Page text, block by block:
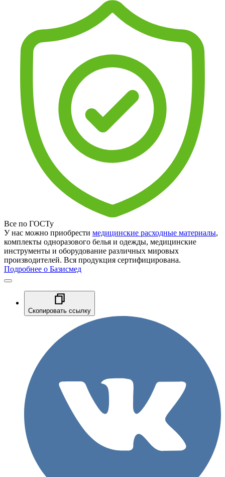
Все по ГОСТу
У нас можно приобрести медицинские расходные материалы,
комплекты одноразового белья и одежды, медицинские
инструменты и оборудование различных мировых
производителей. Вся продукция сертифицирована.
Подробнее о Базисмед
Скопировать ссылку